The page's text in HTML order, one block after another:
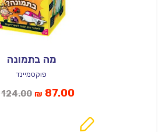
מה בתמונה
פוקסמיינד
124.00המחיר
₪ 87.00המחיר
הוא: